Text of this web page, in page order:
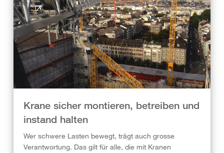
Krane sicher montieren, betreiben und
instand halten
Wer schwere Lasten bewegt, trägt auch grosse
Verantwortung. Das gilt für alle, die mit Kranen